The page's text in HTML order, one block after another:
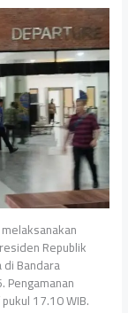
Republik
di Bandara
Pengamanan
17.10 WIB.